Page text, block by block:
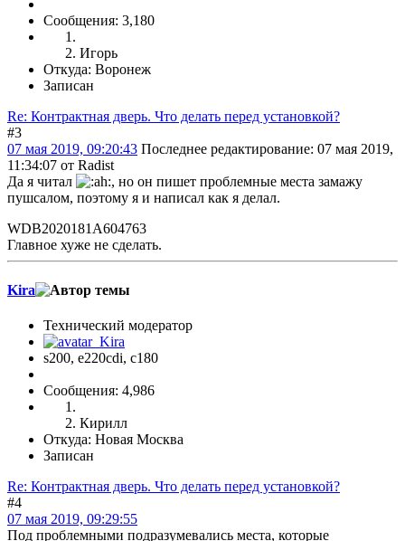
Сообщения: 3,180
Игорь
Откуда: Воронеж
Записан
Re: Контрактная дверь. Что делать перед установкой?
#3
07 мая 2019, 09:20:43 Последнее редактирование: 07 мая 2019,
11:34:07 от Radist
Да я читал
, но он пишет проблемные места замажу
пушсалом, поэтому я и написал как я делал.
WDB2020181A604763
Главное хуже не сделать.
Kira
Технический модератор
s200, е220cdi, с180
Сообщения: 4,986
Кирилл
Откуда: Новая Москва
Записан
Re: Контрактная дверь. Что делать перед установкой?
#4
07 мая 2019, 09:29:55
Под проблемными подразумевались места, которые